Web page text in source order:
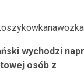
wychodzi
osób z